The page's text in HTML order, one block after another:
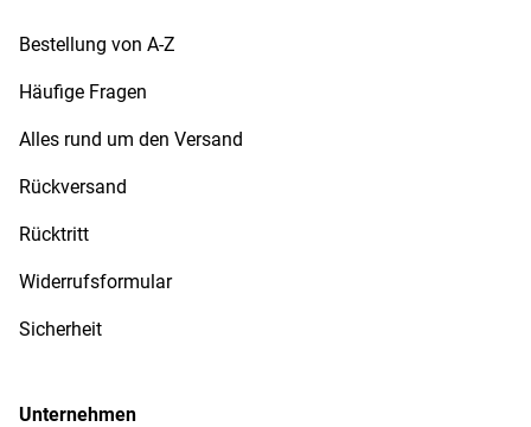
Bestellung von A-Z
Häufige Fragen
Alles rund um den Versand
Rückversand
Rücktritt
Widerrufsformular
Sicherheit
Unternehmen